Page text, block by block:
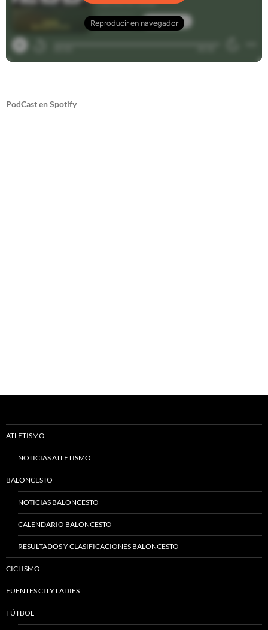
PodCast en Spotify
ATLETISMO
NOTICIAS ATLETISMO
BALONCESTO
NOTICIAS BALONCESTO
CALENDARIO BALONCESTO
RESULTADOS Y CLASIFICACIONES BALONCESTO
CICLISMO
FUENTES CITY LADIES
FÚTBOL